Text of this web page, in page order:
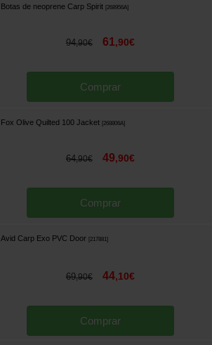
Botas de neoprene Carp Spirit 268956A]
94,90€ 61,90€
Comprar
Fox Olive Quilted 100 Jacket 268806A]
64,90€ 49,90€
Comprar
Avid Carp Exo PVC Door 217881]
69,90€ 44,10€
Comprar